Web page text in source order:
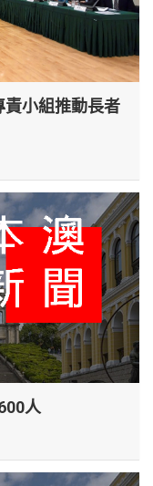
小組推動長者
人